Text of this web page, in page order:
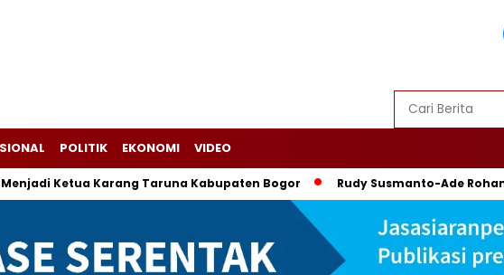
POLITIK EKONOMI VIDEO
Karang Taruna Kabupaten Bogor Rudy Susmanto-Ade Rohandi